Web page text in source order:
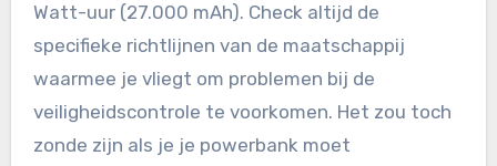
Watt-uur (27.000 mAh). Check altijd de
specifieke richtlijnen van de maatschappij
waarmee je vliegt om problemen bij de
veiligheidscontrole te voorkomen. Het zou toch
zonde zijn als je je powerbank moet